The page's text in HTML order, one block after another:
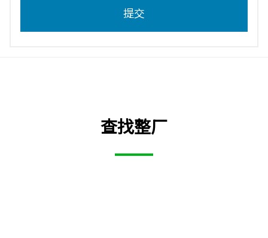
查找整厂